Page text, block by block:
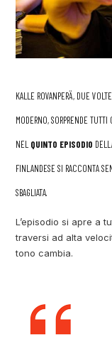
KALLE ROVANPERÄ, DUE
MODERNO, SORPRENDE
NEL QUINTO EPISODIO
FINLANDESE SI RACCONTA
SBAGLIATA.
L’episodio si apre a
traversi ad alta
tono cambia.